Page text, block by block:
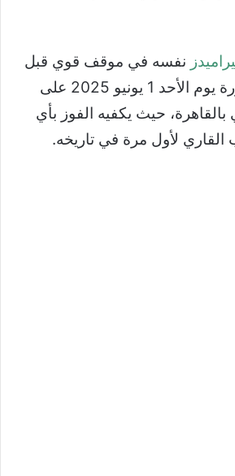
نفسه في موقف قوي قبل
مباراة الإياب المقررة يوم الأحد 1 يونيو 2025 على
حيث يكفيه الفوز بأي
القاري لأول مرة في تاريخه.